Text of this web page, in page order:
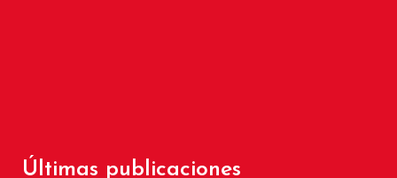
Últimas publicaciones